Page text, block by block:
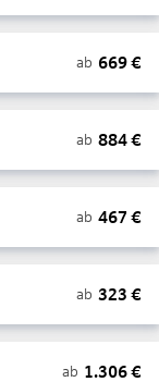
ab 669€
ab 884€
ab 467 €
ab 323 €
ab 1.306€